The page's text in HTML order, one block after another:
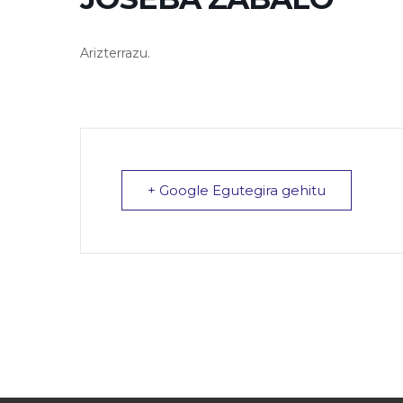
Arizterrazu.
+ Google Egutegira gehitu